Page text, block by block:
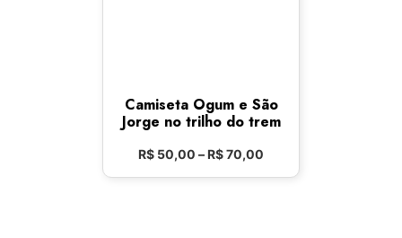
Camiseta Ogum e São
Jorge no trilho do trem
R$ 50,00 –R$70,00